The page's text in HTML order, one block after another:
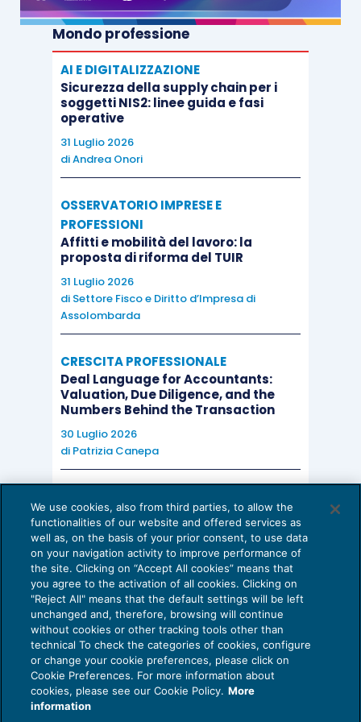
fruscio dei topi nei materassi. La pregnanza della
scrittura di un’autrice già celeberrima in patria,
dilaga in una decodifica ironica e precisa della
corte inglese: fino a mostrarne l’ossatura
segreta, a ribaltarne le prospettive e il canone. E
a regalarci un affresco storico straordinario.
Il veliero sul tetto
Paolo Rumiz
Prezzo – 13,00
Pagine – 128
mondo è sfebbrato, respira. La casa miagola,
geme, rimbomba come un pianoforte pieno di
vento mentre la città stessa vibra come un
sismografo su linee di faglia. E un mattino Rumiz
sale per una botola fin sul tetto, che diventa il
suo veliero. Lì il suo sguardo si fa aeronautico, gli
spalanca la visione della catastrofe e allo stesso
tempo del potenziale di intelligenza e solidarietà
che può ancora evitarla. Gli svela un’Europa col
Mondo professione
AI E DIGITALIZZAZIONE
Sicurezza della supply chain per i
soggetti NIS2: linee guida e fasi
operative
31 Luglio 2026
diAndrea Onori
OSSERVATORIO IMPRESE E
PROFESSIONI
Affitti e mobilità del lavoro: la
proposta di riforma del TUIR
31 Luglio 2026
di Settore Fisco e Diritto d’Impresa di
Assolombarda
CRESCITA PROFESSIONALE
Deal Language for Accountants:
Valuation, Due Diligence, and the
Numbers Behind the Transaction
30 Luglio 2026
di Patrizia Canepa
EU AI Act e studi professionali: le
scadenze concrete
27 Luglio 2026
di Diego BarberieStefano Dovier
Privacy Policy
Cookie Policy
We use cookies, also from third parties, to allow the
functionalities of our website and offered services as
well as, on the basis of your prior consent, to use data
on your navigation activity to improve performance of
the site. Clicking on “Accept All cookies” means that
you agree to the activation of all cookies. Clicking on
"Reject All" means that the default settings will be left
unchanged and, therefore, browsing will continue
without cookies or other tracking tools other than
technical To check the categories of cookies, configure
or change your cookie preferences, please click on
Cookie Preferences. For more information about
cookies, please see our Cookie Policy. More
information